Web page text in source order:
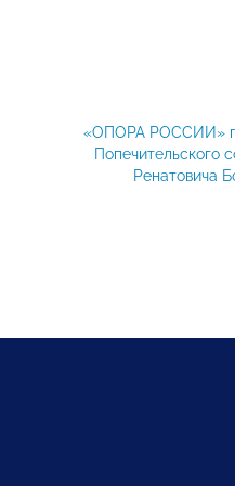
«ОПОРА РОССИИ»
Попечительского
Ренатовича